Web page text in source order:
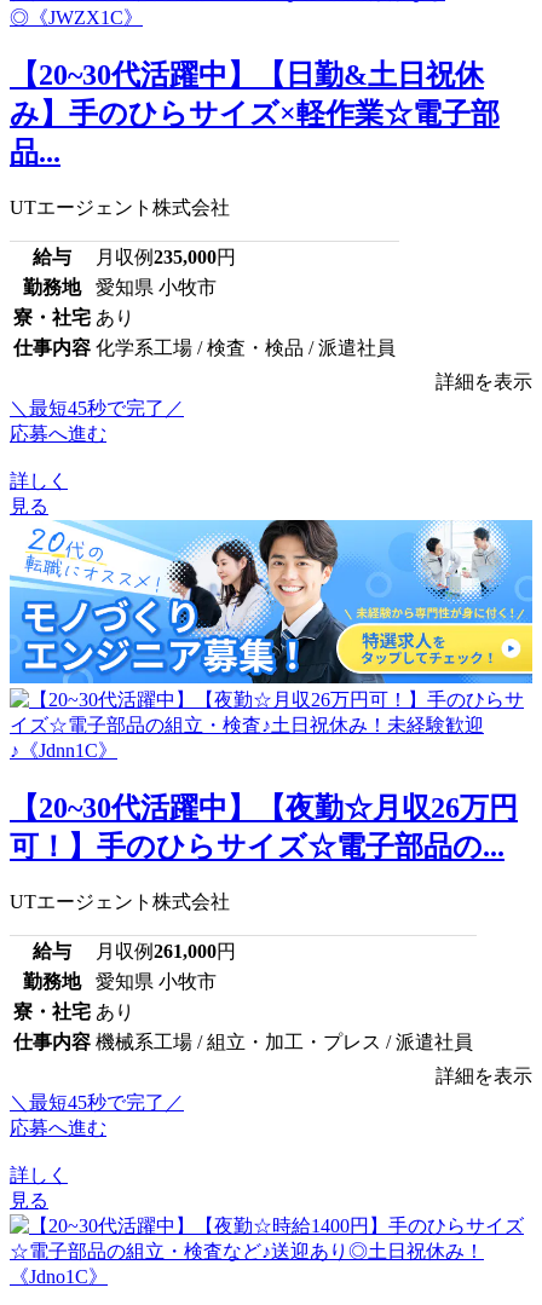
【20~30代活躍中】【日勤&土日祝休
み】手のひらサイズ×軽作業☆電子部
品...
UTエージェント株式会社
給与 月収例235,000円
勤務地
愛知県 小牧市
寮・社宅 あり
仕事内容 化学系工場 / 検査・検品 / 派遣社員
詳細を表示
＼最短45秒で完了／
応募へ進む
詳しく
見る
【20~30代活躍中】【夜勤☆月収26万円
可！】手のひらサイズ☆電子部品の...
UTエージェント株式会社
給与 月収例261,000円
勤務地
愛知県 小牧市
寮・社宅 あり
仕事内容 機械系工場 / 組立・加工・プレス / 派遣社員
詳細を表示
＼最短45秒で完了／
応募へ進む
詳しく
見る